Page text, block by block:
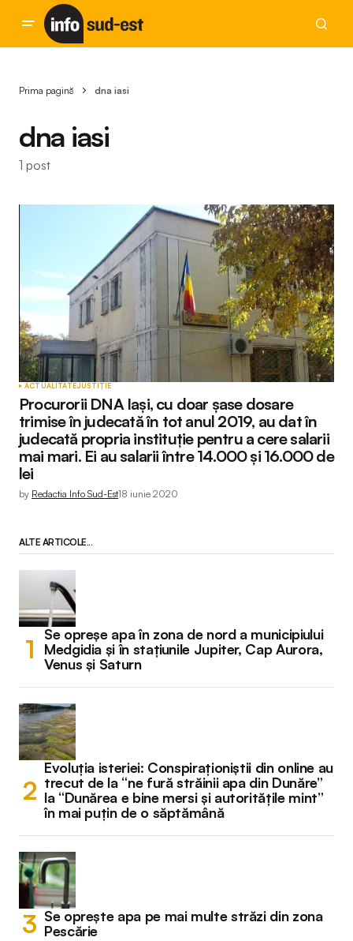
Prima pagină dna iasi
dna iasi
1 post
ACTUALITATEJUSTIȚIE
Procurorii DNA Iași, cu doar șase dosare
trimise în judecată în tot anul 2019, au dat în
judecată propria instituție pentru a cere salarii
mai mari. Ei au salarii între 14.000 și 16.000 de
lei
by Redactia Info Sud-Est18 iunie 2020
ALTE ARTICOLE...
Se opreșe apa în zona de nord a municipiului
Medgidia și în stațiunile Jupiter, Cap Aurora,
Venus și Saturn
Evoluția isteriei: Conspiraționiștii din online au
trecut de la “ne fură străinii apa din Dunăre”
la “Dunărea e bine mersi și autoritățile mint”
în mai puțin de o săptămână
Se oprește apa pe mai multe străzi din zona
Pescărie